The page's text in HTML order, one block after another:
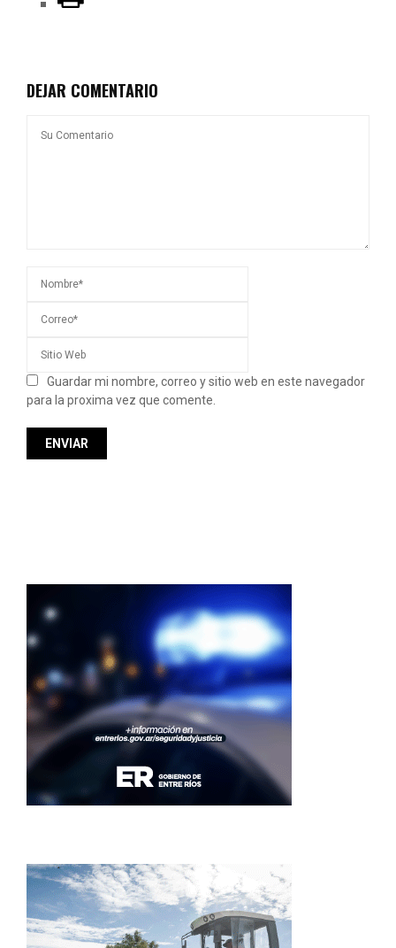
DEJAR COMENTARIO
Guardar mi nombre, correo y sitio web en este navegador
para la proxima vez que comente.